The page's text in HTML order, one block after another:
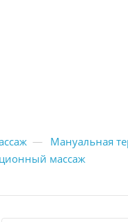
— Мануальная
массаж